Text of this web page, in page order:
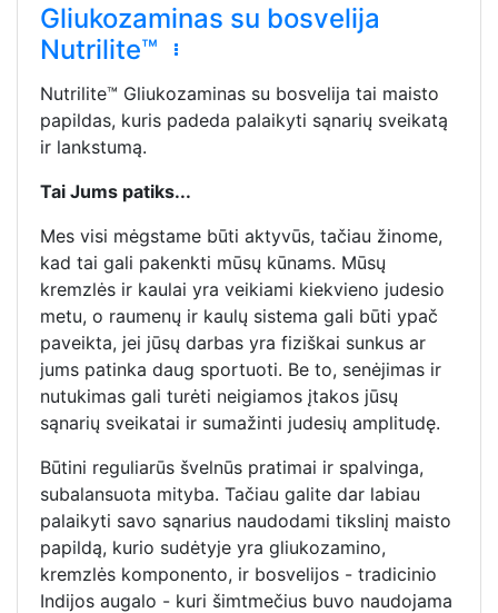
Gliukozaminas su bosvelija
Nutrilite™
Nutrilite™ Gliukozaminas su bosvelija tai maisto
papildas, kuris padeda palaikyti sąnarių sveikatą
ir lankstumą.
Tai Jums patiks...
Mes visi mėgstame būti aktyvūs, tačiau žinome,
kad tai gali pakenkti mūsų kūnams. Mūsų
kremzlės ir kaulai yra veikiami kiekvieno judesio
metu, o raumenų ir kaulų sistema gali būti ypač
paveikta, jei jūsų darbas yra fiziškai sunkus ar
jums patinka daug sportuoti. Be to, senėjimas ir
nutukimas gali turėti neigiamos įtakos jūsų
sąnarių sveikatai ir sumažinti judesių amplitudę.
Būtini reguliarūs švelnūs pratimai ir spalvinga,
subalansuota mityba. Tačiau galite dar labiau
palaikyti savo sąnarius naudodami tikslinį maisto
papildą, kurio sudėtyje yra gliukozamino,
kremzlės komponento, ir bosvelijos - tradicinio
Indijos augalo - kuri šimtmečius buvo naudojama